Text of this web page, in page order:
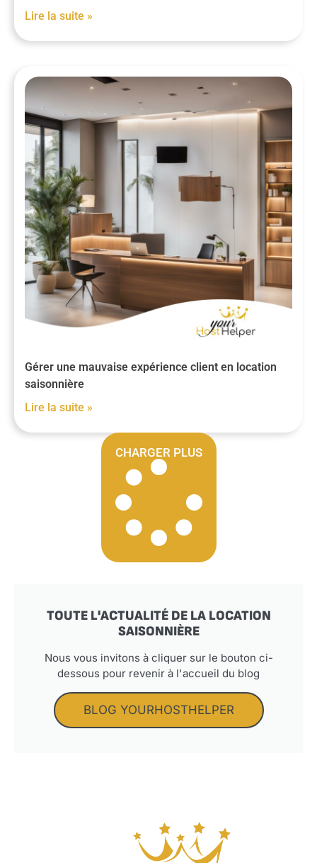
Lire la suite »
Gérer une mauvaise expérience client en location
saisonnière
Lire la suite »
CHARGER PLUS
TOUTE L'ACTUALITÉ DE LA LOCATION
SAISONNIÈRE
Nous vous invitons à cliquer sur le bouton ci-
dessous pour revenir à l'accueil du blog
BLOG YOURHOSTHELPER